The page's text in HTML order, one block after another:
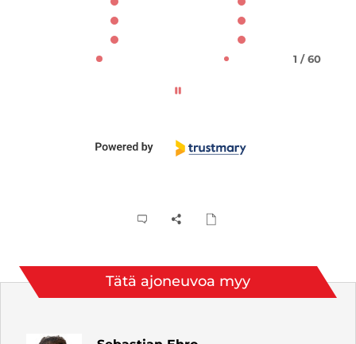
1 / 60
Tätä ajoneuvoa myy